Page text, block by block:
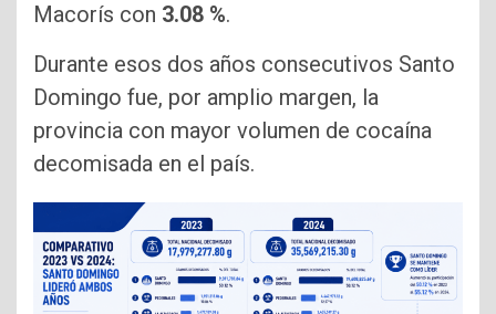
Macorís con 3.08 %.
Durante esos dos años consecutivos Santo
Domingo fue, por amplio margen, la
provincia con mayor volumen de cocaína
decomisada en el país.